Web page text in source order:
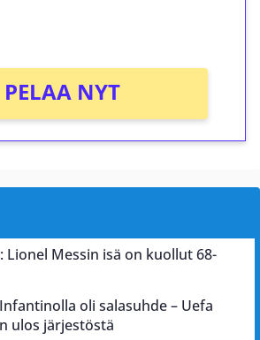
PELAA NYT
Lionel Messin isä on kuollut 68-
oli salasuhde – Uefa
ulos järjestöstä